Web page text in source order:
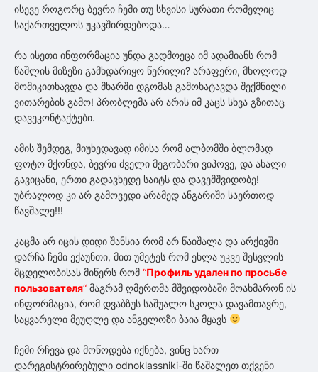
ისევე როგორც ბევრი ჩემი თუ სხვისი სურათი რომელიც
საქართველოს უკავშირდებოდა…
რა ისეთი ინფორმაცია უნდა გადმოეცა იმ ადამიანს რომ
წაშლის მიზეზი გამხდარიყო წერილი? არაფერი, მხოლოდ
მომიკითხავდა და მხარში დგომას გამოხატავდა შექმნილი
ვითარების გამო! პრობლემა არ არის იმ კაცს სხვა გზითაც
დავეკონტაქტები.
ამის შემდეგ, მიუხედავად იმისა რომ ალბომში ბლომად
ფოტო მქონდა, ბევრი ძველი მეგობარი ვიპოვე, და ახალი
გავიცანი, ერთი გადავხედე საიტს და დავემშვიდობე!
უბრალოდ კი არ გამოვედი არამედ ანგარიში საერთოდ
წავშალე!!!
კაცმა არ იცის დიდი შანსია რომ არ წაიშალა და არქივში
დარჩა ჩემი ექაუნთი, მით უმეტეს რომ ეხლა უკვე შესვლის
მცდელობისას მიწერს რომ “Профиль удален по просьбе
пользователя“ მაგრამ ღმერთმა მშვიდობაში მოახმარონ ის
ინფორმაცია, რომ დვაბზუს საშუალო სკოლა დავამთავრე,
საყვარელი მეუღლე და ანგელოზი ბაია მყავს
ჩემი რჩევა და მოწოდება იქნება, ვინც ხართ
დარეგისტრირებული odnoklassniki-ში წაშალეთ თქვენი